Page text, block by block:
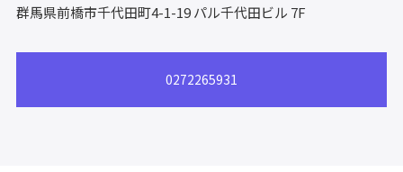
群馬県前橋市千代田町4-1-19パル千代田ビル 7F
0272265931